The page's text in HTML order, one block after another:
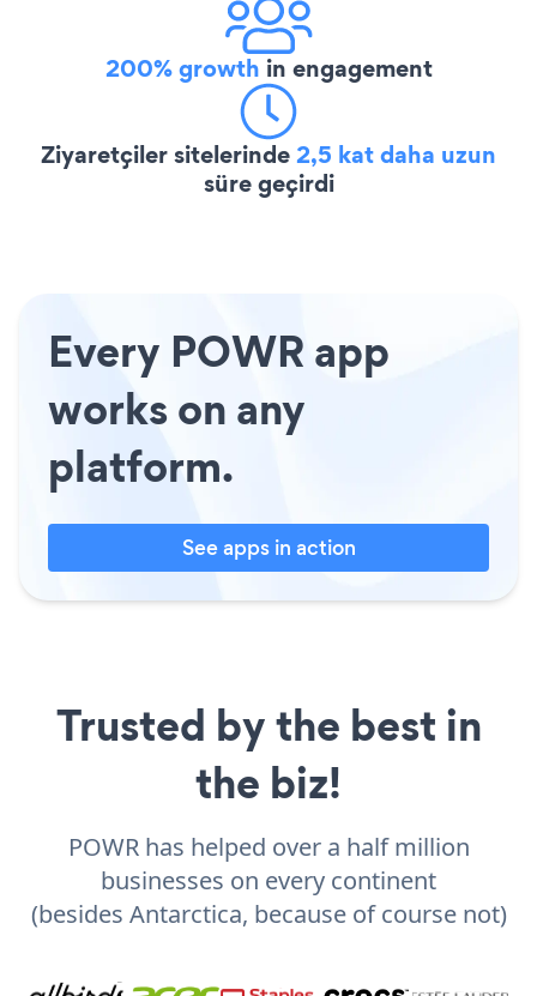
200% growth in engagement
Ziyaretçiler sitelerinde2,5 kat daha uzun
süre geçirdi
Every POWR app
works on any
platform.
See apps in action
Trusted by the best in
the biz!
POWR has helped over a half million
businesses on every continent
(besides Antarctica, because of course not)